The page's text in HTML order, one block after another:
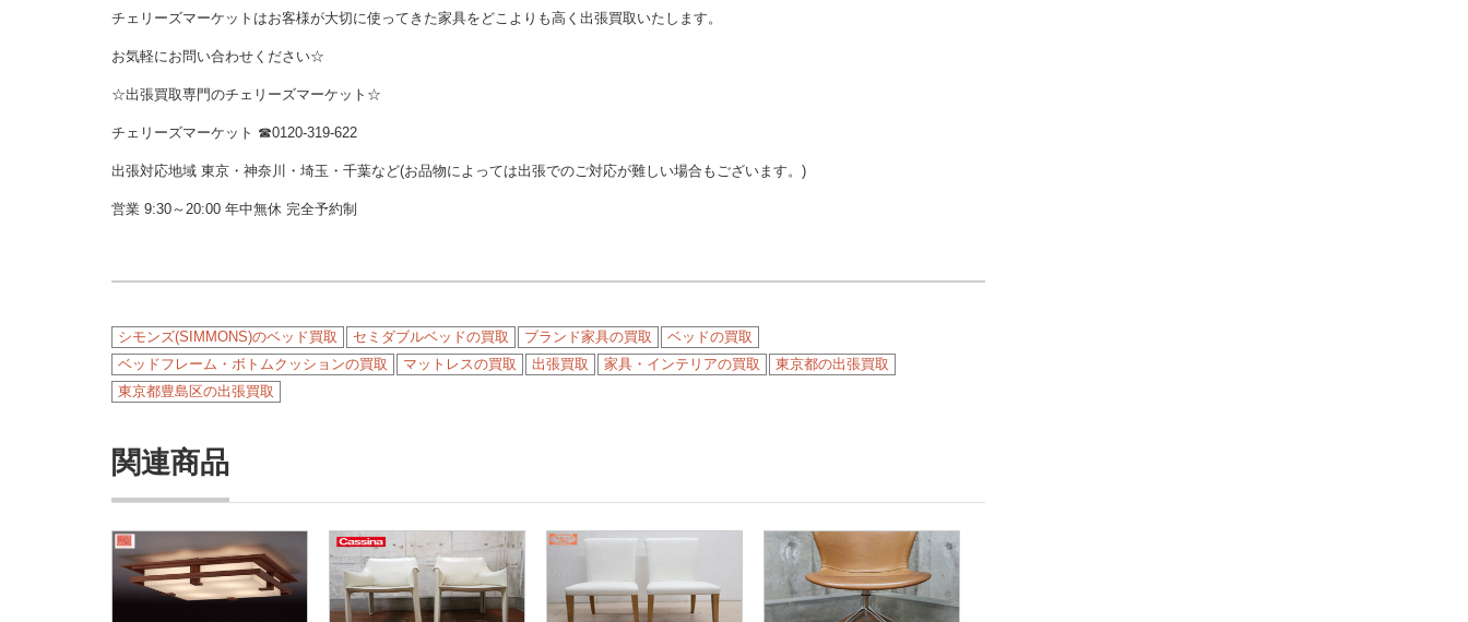
チェリーズマーケットはお客様が大切に使ってきた家具をどこよりも高く出張買取いたします。
お気軽にお問い合わせください☆
☆出張買取専門のチェリーズマーケット☆
チェリーズマーケット ☎︎0120-319-622
出張対応地域 東京・神奈川・埼玉・千葉など(お品物によっては出張でのご対応が難しい場合もございます。)
営業 9:30～20:00 年中無休 完全予約制
シモンズ(SIMMONS)のベッド買取 セミダブルベッドの買取 ブランド家具の買取
ベッドの買取
ベッドフレーム・ボトムクッションの買取
マットレスの買取 出張買取 家具・インテリアの買取
東京都の出張買取
東京都豊島区の出張買取
関連商品